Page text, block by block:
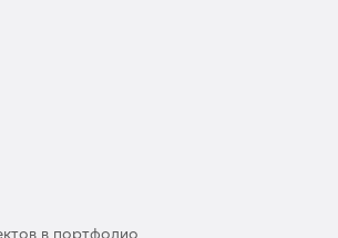
в портфолио